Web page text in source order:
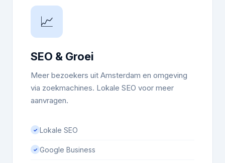
📈
SEO & Groei
Meer bezoekers uit Amsterdam en omgeving
via zoekmachines. Lokale SEO voor meer
aanvragen.
✓ Lokale SEO
✓ Google Business